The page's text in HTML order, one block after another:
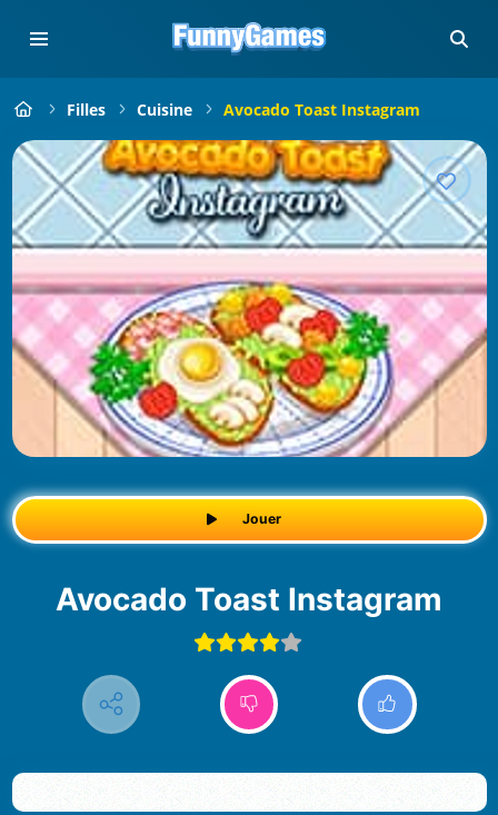
Filles Cuisine Avocado Toast Instagram
Jouer
Avocado Toast Instagram